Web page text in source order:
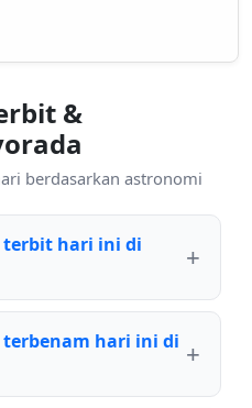
&
berdasarkan astronomi
terbit hari ini di
hari ini di